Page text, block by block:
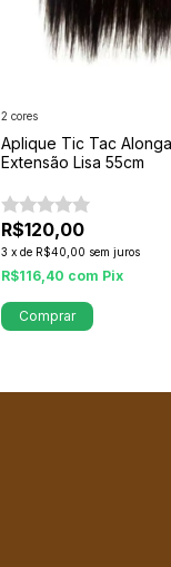
Aplique Tic Tac
Extensão Lisa 55cm
R$120,00
3 x de R$40,00 sem juros
R$116,40 com Pix
2 cores
Comprar